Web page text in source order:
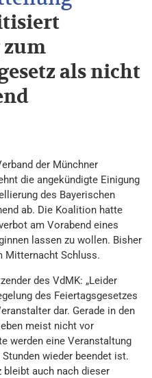
als nicht
der Münchner
die angekündigte Einigung
des Bayerischen
ab. Die Koalition hatte
am Vorabend eines
lassen zu wollen. Bisher
Mitternacht Schluss.
des VdMK: „Leider
des Feiertagsgesetzes
dar. Gerade in den
meist nicht vor
werden eine Veranstaltung
wieder beendet ist.
bleibt auch nach dieser